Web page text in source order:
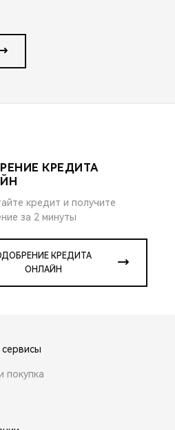
КРЕДИТА
кредит и получите
за 2 минуты
КРЕДИТА
ОНЛАЙН
покупка